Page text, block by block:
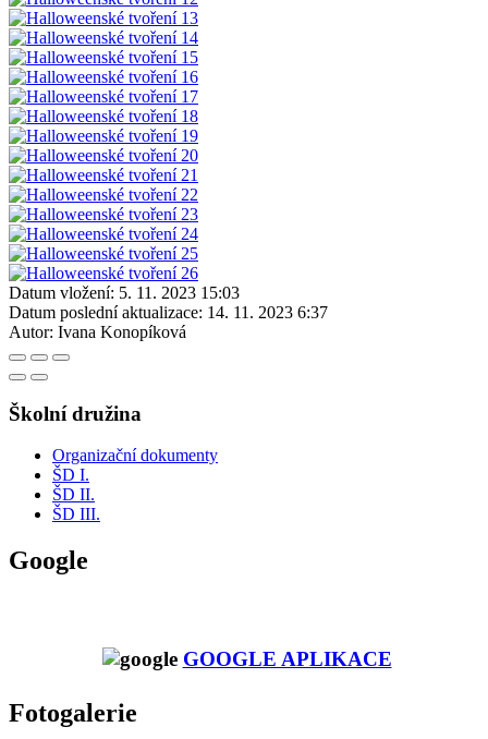
Datum vložení: 5. 11. 2023 15:03
Datum poslední aktualizace: 14. 11. 2023 6:37
Autor: Ivana Konopíková
Školní družina
Organizační dokumenty
ŠD I.
ŠD II.
ŠD III.
Google
GOOGLE APLIKACE
Fotogalerie